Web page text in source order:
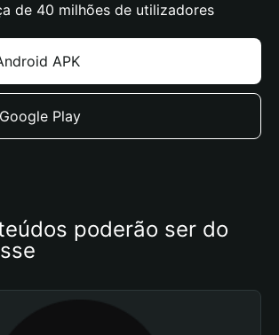
de 40 milhões de utilizadores
APK
Play
poderão ser do